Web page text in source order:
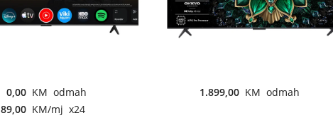
0,00 KM odmah
89,00 KM/mj x24
1.899,00 KM odmah